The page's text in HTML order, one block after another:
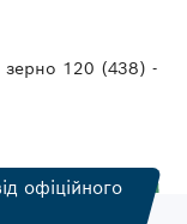
зерно 120 (438) -
офіційного